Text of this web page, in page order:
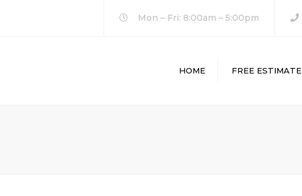
Mon – Fri: 8:00am – 5:00pm
HOME FREE ESTIMATE